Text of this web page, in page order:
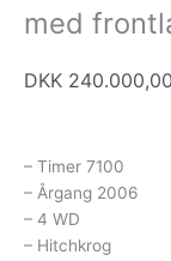
med
DKK 240.000,00
– Timer 7100
– Årgang 2006
– 4 WD
– Hitchkrog